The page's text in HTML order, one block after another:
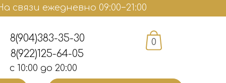
8(922)125-64-05
8(904)383-35-30
с 10:00 до 20:00
ежедневно 09:00−21:00
0